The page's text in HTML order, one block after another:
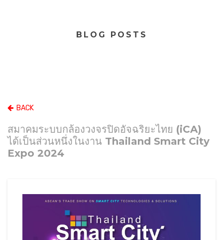
BLOG POSTS
BACK
สมาคมระบบกล้องวงจรปิดอัจฉริยะไทย (iCA)
ได้เป็นส่วนหนึ่งในงาน Thailand Smart City
Expo 2024